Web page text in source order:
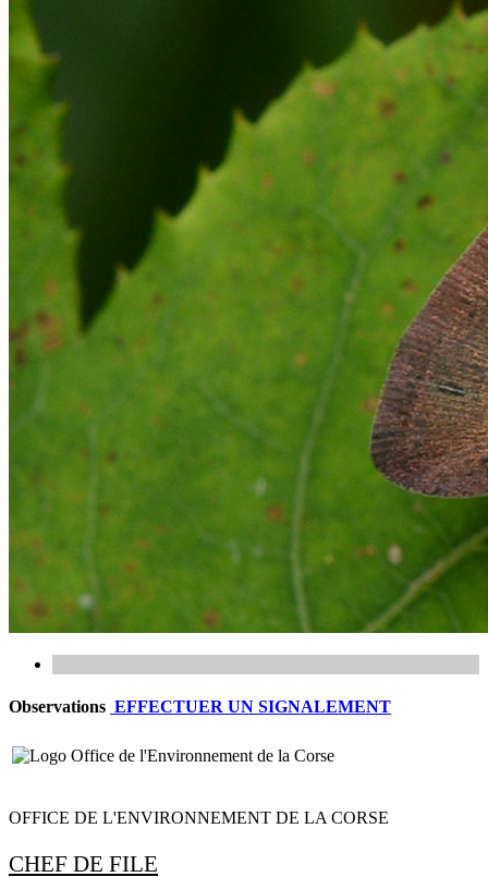
Observations EFFECTUER UN SIGNALEMENT
OFFICE DE L'ENVIRONNEMENT DE LA CORSE
CHEF DE FILE